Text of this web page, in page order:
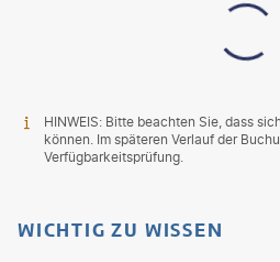
HINWEIS: Bitte beachten Sie, dass
können. Im späteren Verlauf der
Verfügbarkeitsprüfung.
WICHTIG ZU WISSEN